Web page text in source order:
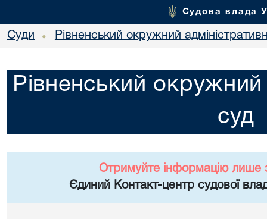
Судова влада
Суди • Рівненський окружний
Рівненський окружний
суд
Отримуйте інформацію лише
Єдиний Контакт-центр судової